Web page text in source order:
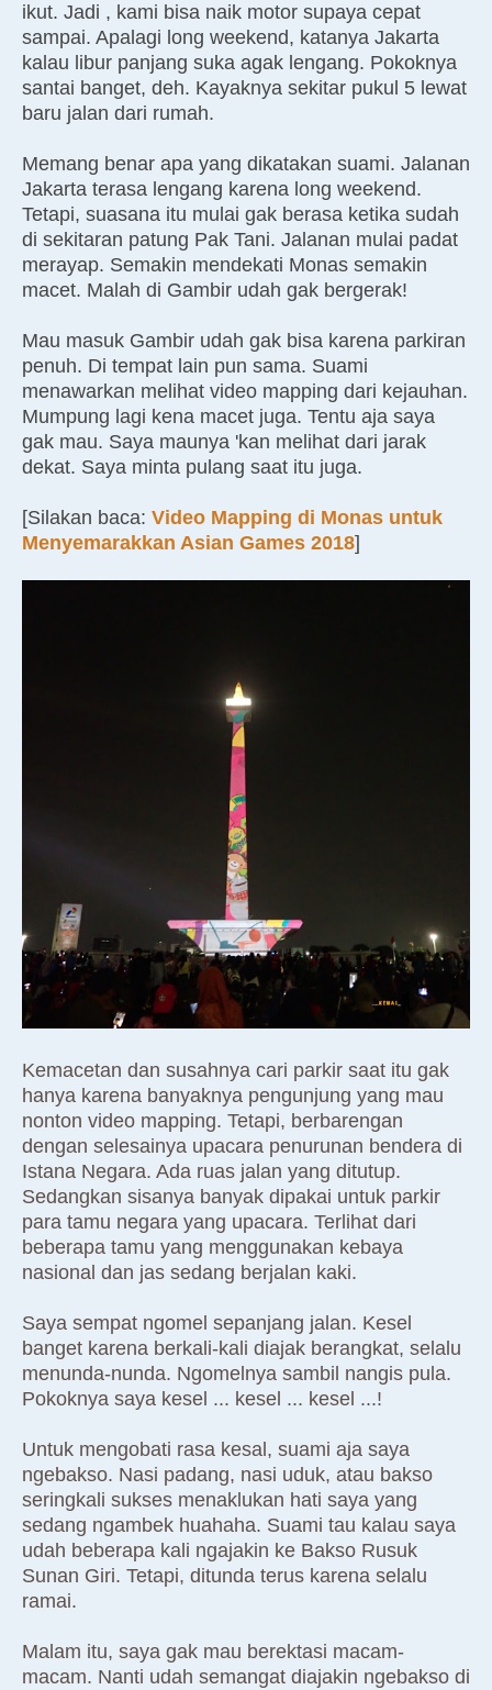
ikut. Jadi , kami bisa naik motor supaya cepat
sampai. Apalagi long weekend, katanya Jakarta
kalau libur panjang suka agak lengang. Pokoknya
santai banget, deh. Kayaknya sekitar pukul 5 lewat
baru jalan dari rumah.
Memang benar apa yang dikatakan suami. Jalanan
Jakarta terasa lengang karena long weekend.
Tetapi, suasana itu mulai gak berasa ketika sudah
di sekitaran patung Pak Tani. Jalanan mulai padat
merayap. Semakin mendekati Monas semakin
macet. Malah di Gambir udah gak bergerak!
Mau masuk Gambir udah gak bisa karena parkiran
penuh. Di tempat lain pun sama. Suami
menawarkan melihat video mapping dari kejauhan.
Mumpung lagi kena macet juga. Tentu aja saya
gak mau. Saya maunya 'kan melihat dari jarak
dekat. Saya minta pulang saat itu juga.
[Silakan baca: Video Mapping di Monas untuk
Menyemarakkan Asian Games 2018]
Kemacetan dan susahnya cari parkir saat itu gak
hanya karena banyaknya pengunjung yang mau
nonton video mapping. Tetapi, berbarengan
dengan selesainya upacara penurunan bendera di
Istana Negara. Ada ruas jalan yang ditutup.
Sedangkan sisanya banyak dipakai untuk parkir
para tamu negara yang upacara. Terlihat dari
beberapa tamu yang menggunakan kebaya
nasional dan jas sedang berjalan kaki.
Saya sempat ngomel sepanjang jalan. Kesel
banget karena berkali-kali diajak berangkat, selalu
menunda-nunda. Ngomelnya sambil nangis pula.
Pokoknya saya kesel ... kesel ... kesel ...!
Untuk mengobati rasa kesal, suami aja saya
ngebakso. Nasi padang, nasi uduk, atau bakso
seringkali sukses menaklukan hati saya yang
sedang ngambek huahaha. Suami tau kalau saya
udah beberapa kali ngajakin ke Bakso Rusuk
Sunan Giri. Tetapi, ditunda terus karena selalu
ramai.
Malam itu, saya gak mau berektasi macam-
macam. Nanti udah semangat diajakin ngebakso di